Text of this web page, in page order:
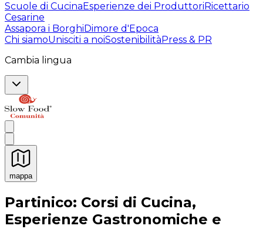
Scuole di CucinaEsperienze dei ProduttoriRicettario
Cesarine
Assapora i BorghiDimore d'Epoca
Chi siamoUnisciti a noiSostenibilitàPress & PR
Cambia lingua
mappa
Esperienze culinarie indimenticabili: Esperienze
Partinico: Corsi di Cucina,
Esperienze Gastronomiche e